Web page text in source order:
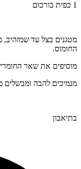
1 כפית כורכום
מטגנים בצל עד שמזהיב,
החומוס.
מוסיפים את שאר
מנמיכים להבה ומבשלים מכוסה 20 ד', משאירים מכוסה
בתיאבון